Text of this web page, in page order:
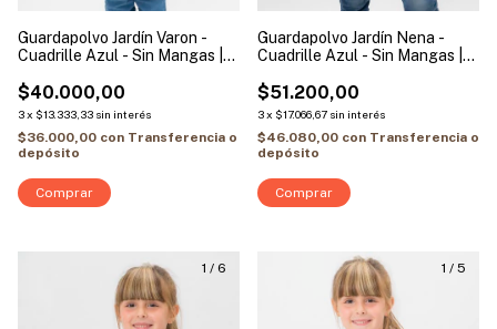
Guardapolvo Jardín Varon -
Cuadrille Azul - Sin Mangas |
$40.000,00
3x $13.333,33 sin interés
$36.000,00 con Transferencia o
depósito
Comprar
Guardapolvo Jardín Nena -
Cuadrille Azul - Sin Mangas |
$51.200,00
3x $17.066,67 sin interés
$46.080,00 con Transferencia o
depósito
Comprar
1 / 6 1 / 5